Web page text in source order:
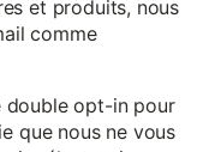
et produits, nous
comme
double opt-in pour
que nous ne vous